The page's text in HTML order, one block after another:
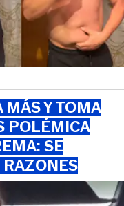
MÁS Y TOMA
POLÉMICA
SE